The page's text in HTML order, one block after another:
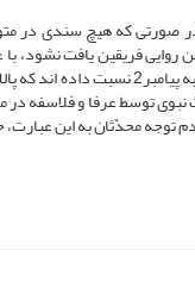
آن حدیث است. در صورتی که هیچ
روایی فریقین یافت
عرفا و فلاسفه بدون توجه به این قاعدۀ مهم،
توسط عرفا و فلاسفه
توجه محدّثان به این